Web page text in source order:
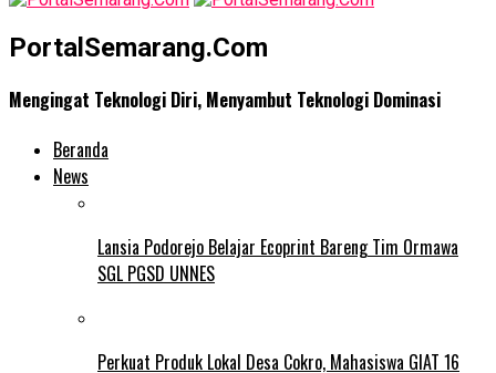
PortalSemarang.Com
Mengingat Teknologi Diri, Menyambut Teknologi Dominasi
Beranda
News
Lansia Podorejo Belajar Ecoprint Bareng Tim Ormawa
SGL PGSD UNNES
Perkuat Produk Lokal Desa Cokro, Mahasiswa GIAT 16